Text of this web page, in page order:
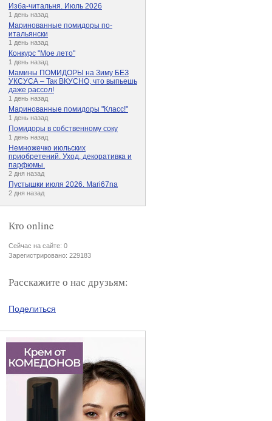
Изба-читальня. Июль 2026
1 день назад
Маринованные помидоры по-
итальянски
1 день назад
Конкурс "Мое лето"
1 день назад
Мамины ПОМИДОРЫ на Зиму БЕЗ
УКСУСА – Так ВКУСНО, что выпьешь
даже рассол!
1 день назад
Маринованные помидоры "Класс!"
1 день назад
Помидоры в собственному соку
1 день назад
Немножечко июльских
приобретений. Уход, декоративка и
парфюмы.
2 дня назад
Пустышки июля 2026. Mari67na
2 дня назад
Кто online
Сейчас на сайте: 0
Зарегистрировано: 229183
Расскажите о нас друзьям:
Поделиться